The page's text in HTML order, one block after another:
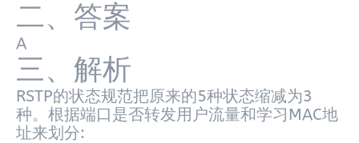
二、答案
A
三、解析
RSTP的状态规范把原来的5种状态缩减为3
种。根据端口是否转发用户流量和学习MAC地
址来划分: